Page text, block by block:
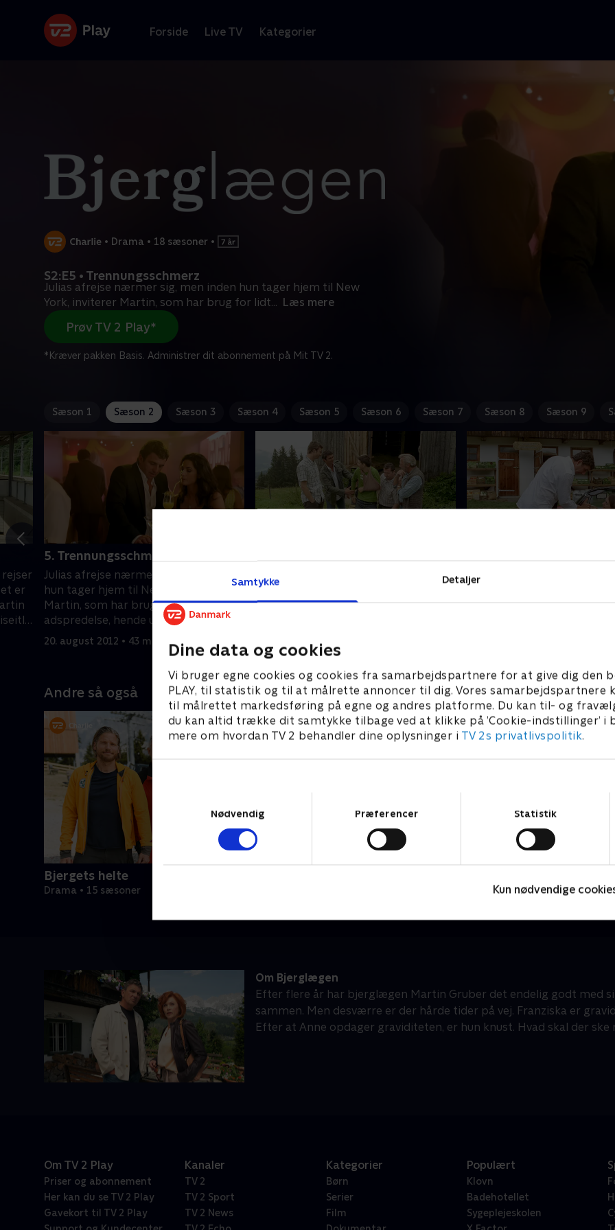
Samtykke Detaljer
Dine data og cookies
Vi bruger egne cookies og cookies fra samarbejdspartnere for at give dig den
PLAY, til statistik og til at målrette annoncer til dig. Vores samarbejdspartnere
til målrettet markedsføring på egne og andres platforme. Du kan til- og
du kan altid trække dit samtykke tilbage ved at klikke på ’Cookie-indstillinger’ i
mere om hvordan TV 2 behandler dine oplysninger i TV 2s privatlivspolitik.
Nødvendig
Præferencer Statistik
Kun nødvendige
Forside Live TV Kategorier
• Drama • 18 sæsoner •
S2:E5 • Trennungsschmerz
Julias afrejse nærmer sig, men inden hun tager hjem til New
York, inviterer Martin, som har brug for lidt... Læs mere
Prøv TV 2 Play*
*Kræver pakken Basis. Administrer dit abonnement på Mit TV 2.
Sæson 1 Sæson 2 Sæson 3 Sæson 4 Sæson 5 Sæson 6 Sæson 7 Sæson 8 Sæson 9
er
5. Trennungsschmerz
Julias afrejse nærmer sig, men inden
hun tager hjem til New York, inviterer
Martin, som har brug for lidt
adspredelse, hende ud at spise.
20. august 2012 • 43 min
Lige før den store musikfestival i
Ellmau brækker trommeslageren
Carlo fra Ellmau-bandet sin arm.
Hans Gruber er forelsket i
Andre så også
Bjergets helte
Drama • 15 sæsoner
Om Bjerglægen
Efter flere år har bjerglægen Martin Gruber det endelig godt med
sammen. Men desværre er der hårde tider på vej. Franziska er
Efter at Anne opdager graviditeten, er hun knust. Hvad skal der ske
Om TV 2 Play
Priser og abonnement
Her kan du se TV 2 Play
Gavekort til TV 2 Play
Kanaler
TV 2
TV 2 Sport
TV 2 News
Kategorier
Børn
Serier
Film
Populært
Klovn
Badehotellet
Sygeplejeskolen